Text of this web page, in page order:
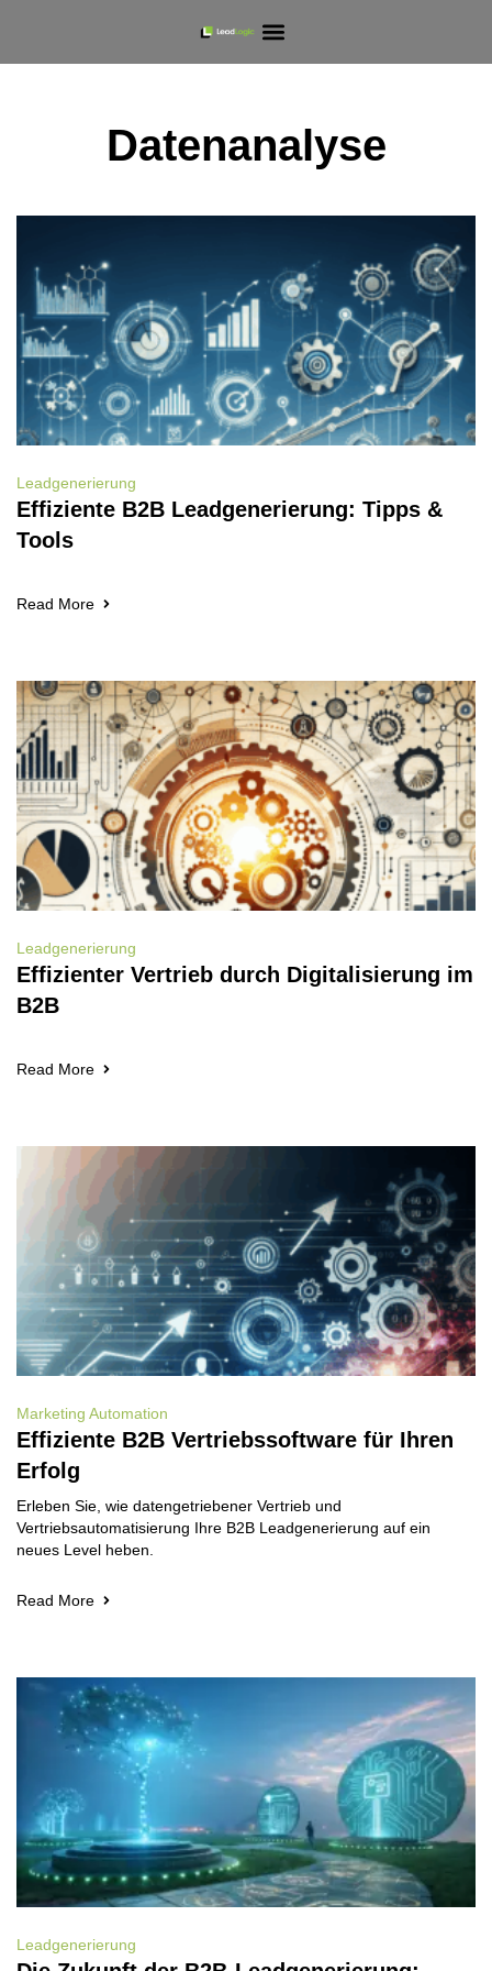
Datenanalyse
Leadgenerierung
Effiziente B2B Leadgenerierung: Tipps &
Tools
Read More
Leadgenerierung
Effizienter Vertrieb durch Digitalisierung im
B2B
Read More
Marketing Automation
Effiziente B2B Vertriebssoftware für Ihren
Erfolg
Erleben Sie, wie datengetriebener Vertrieb und
Vertriebsautomatisierung Ihre B2B Leadgenerierung auf ein
neues Level heben.
Read More
Leadgenerierung